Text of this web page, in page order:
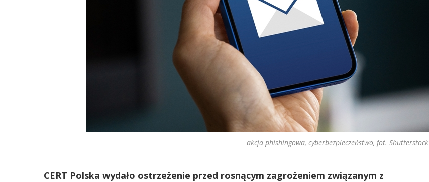
akcja phishingowa, cyberbezpieczeństwo, fot. Shutterstock
CERT Polska wydało ostrzeżenie przed rosnącym zagrożeniem związanym z